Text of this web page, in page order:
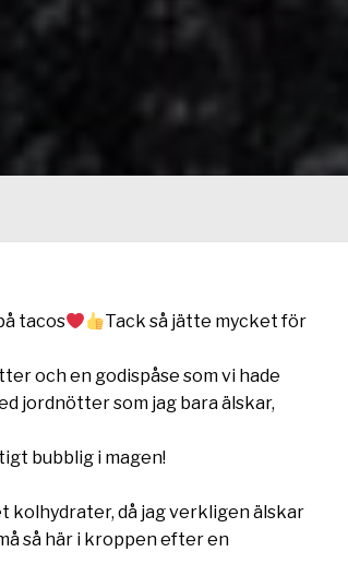
tacos
Tack så jätte mycket för
och en godispåse som vi hade
jordnötter som jag bara älskar,
bubblig i magen!
då jag verkligen älskar
så här i kroppen efter en